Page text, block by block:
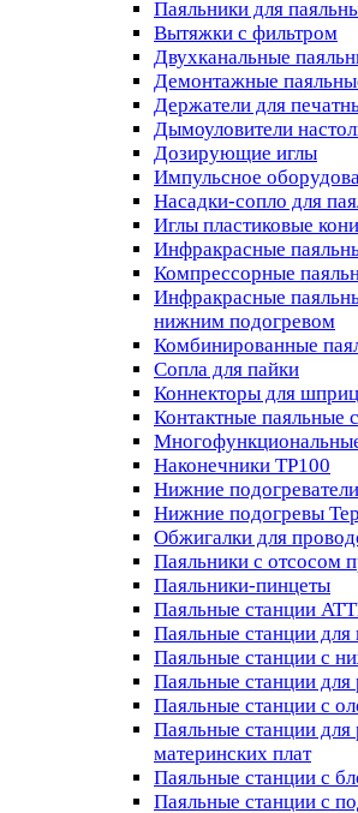
Паяльники для
Вытяжки с фильтром
Двухканальные
Демонтажные
Держатели для
Дымоуловители
Дозирующие иглы
Импульсное
Насадки-сопло для
Иглы пластиковые
Инфракрасные
Компрессорные
Инфракрасные
нижним подогревом
Комбинированные
Сопла для пайки
Коннекторы для
Контактные паяльные
Наконечники TP100
Нижние
Нижние подогревы
Обжигалки для
Паяльники с отсосом
Паяльники-пинцеты
Паяльные станции
Паяльные станции
Паяльные станции с
Паяльные станции для
Паяльные станции с
Паяльные станции для
материнских плат
Паяльные станции с
Паяльные станции с